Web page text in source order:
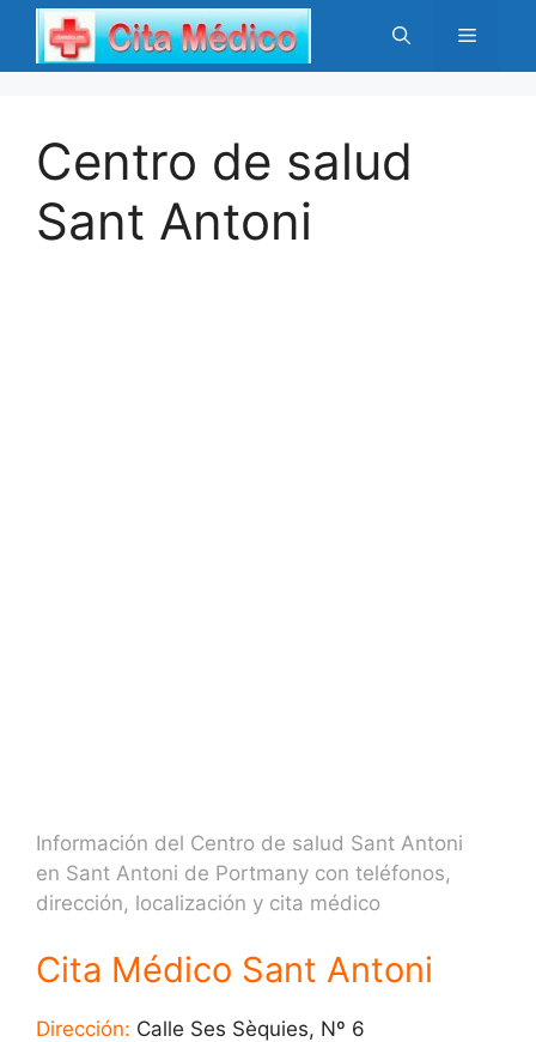
Saltar
contenido
Menú
Centro de salud
Sant Antoni
Información del Centro de salud Sant Antoni
en Sant Antoni de Portmany con teléfonos,
dirección, localización y cita médico
Cita Médico Sant Antoni
Dirección: Calle Ses Sèquies, Nº 6